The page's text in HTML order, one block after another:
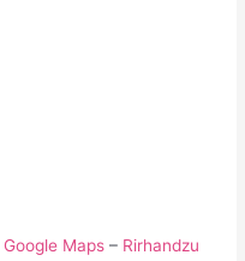
Google Maps – Rirhandzu